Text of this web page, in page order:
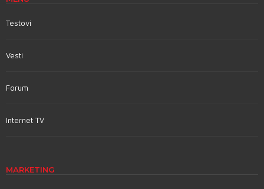
Testovi
Vesti
Forum
Internet TV
MARKETING